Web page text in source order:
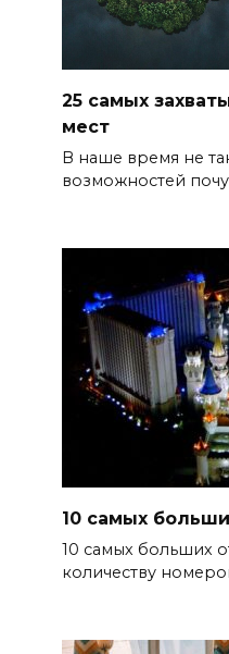
25 самых
мест
В наше время не
возможностей
10 самых
10 самых больших
количеству